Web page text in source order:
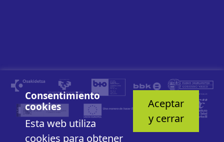
Consentimiento
cookies
Esta web utiliza
cookies para obtener
Aceptar
y cerrar